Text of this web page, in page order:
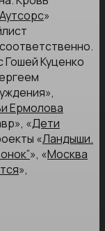
Аутсорс»
Гошей Куценко
Ермолова
«Дети
«Ландыши.
», «Москва
»,